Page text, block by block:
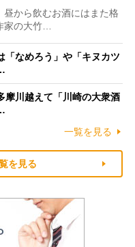
から飲むお酒にはまた格
の大竹…
「なめろう」や「キヌカツ
摩川越えて「川崎の大衆酒
一覧を見る
を見る